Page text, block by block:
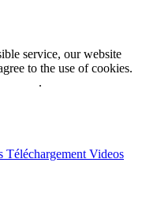
service, our website
to the use of cookies.
.
Téléchargement Videos